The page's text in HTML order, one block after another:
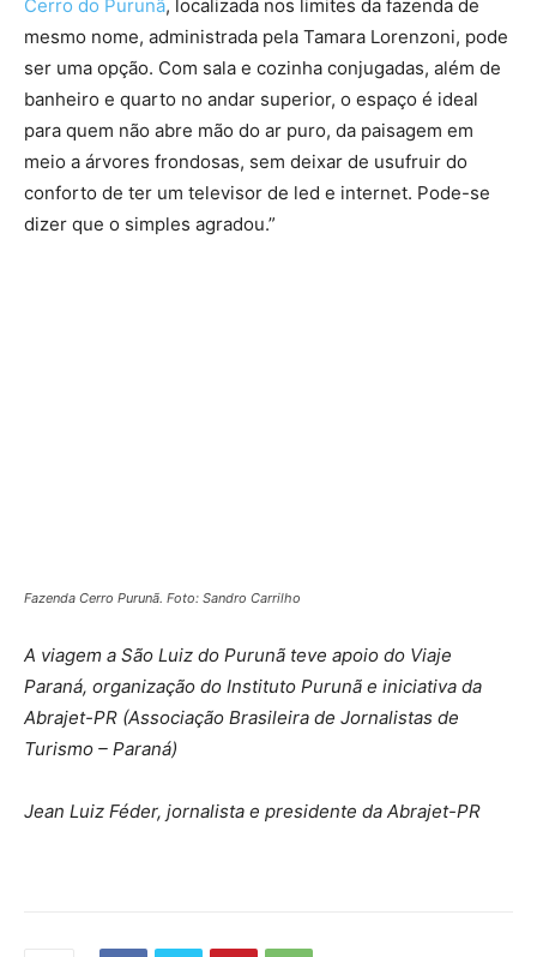
Cerro do Purunã, localizada nos limites da fazenda de
mesmo nome, administrada pela Tamara Lorenzoni, pode
ser uma opção. Com sala e cozinha conjugadas, além de
banheiro e quarto no andar superior, o espaço é ideal
para quem não abre mão do ar puro, da paisagem em
meio a árvores frondosas, sem deixar de usufruir do
conforto de ter um televisor de led e internet. Pode-se
dizer que o simples agradou.”
Fazenda Cerro Purunã. Foto: Sandro Carrilho
A viagem a São Luiz do Purunã teve apoio do Viaje
Paraná, organização do Instituto Purunã e iniciativa da
Abrajet-PR (Associação Brasileira de Jornalistas de
Turismo – Paraná)
Jean Luiz Féder, jornalista e presidente da Abrajet-PR